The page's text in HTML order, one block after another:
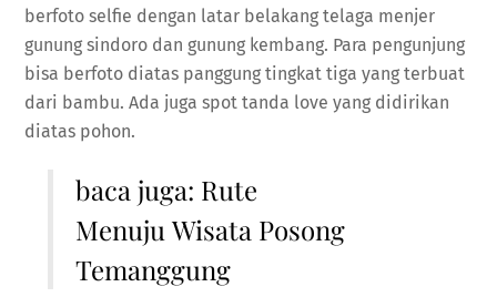
berfoto selfie dengan latar belakang telaga menjer
gunung sindoro dan gunung kembang. Para pengunjung
bisa berfoto diatas panggung tingkat tiga yang terbuat
dari bambu. Ada juga spot tanda love yang didirikan
diatas pohon.
baca juga: Rute
Menuju Wisata Posong
Temanggung